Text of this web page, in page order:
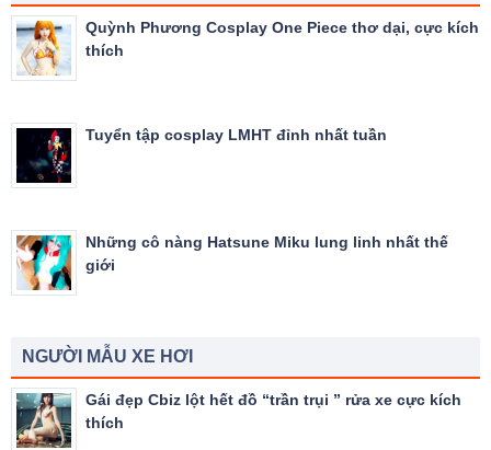
Quỳnh Phương Cosplay One Piece thơ dại, cực kích
thích
Tuyển tập cosplay LMHT đỉnh nhất tuần
Những cô nàng Hatsune Miku lung linh nhất thế
giới
NGƯỜI MẪU XE HƠI
Gái đẹp Cbiz lột hết đồ “trần trụi ” rửa xe cực kích
thích